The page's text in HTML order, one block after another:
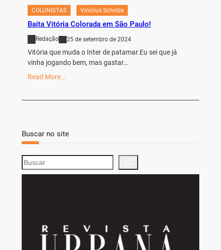
COLUNISTAS Vinícius Scholze
Baita Vitória Colorada em São Paulo!
Redação 25 de setembro de 2024
Vitória que muda o Inter de patamar.Eu sei que já
vinha jogando bem, mas gastar…
Read More…
Buscar no site
S
e